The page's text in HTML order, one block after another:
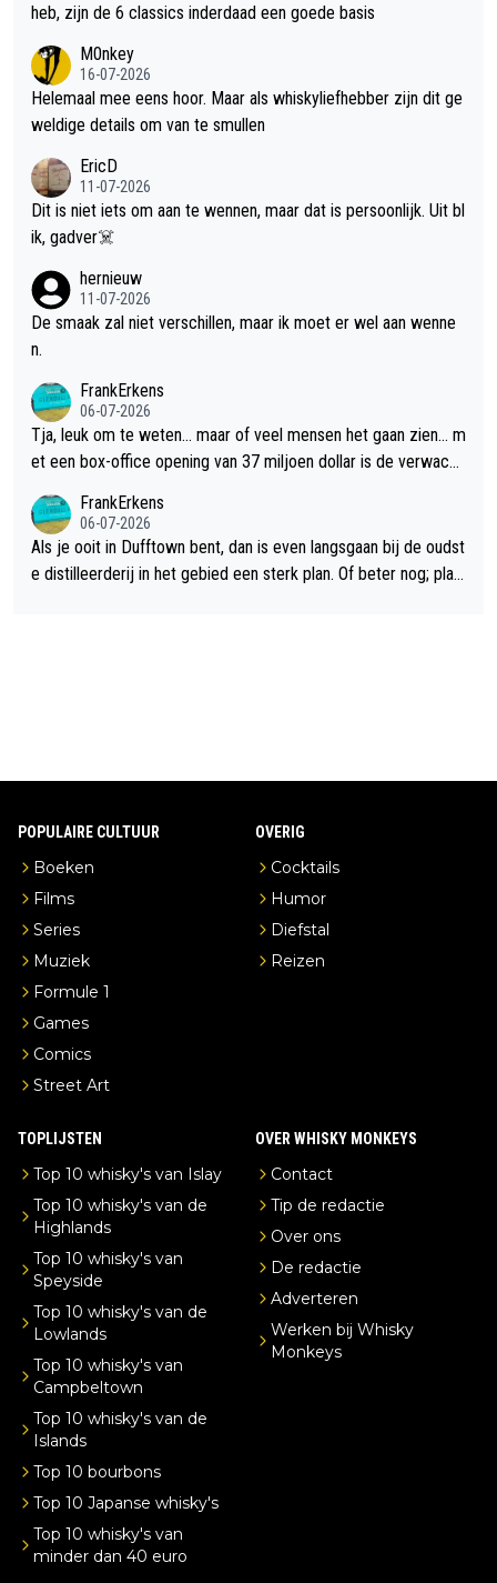
heb, zijn de 6 classics inderdaad een goede basis
M0nkey
16-07-2026
Helemaal mee eens hoor. Maar als whiskyliefhebber zijn dit ge
weldige details om van te smullen
EricD
11-07-2026
Dit is niet iets om aan te wennen, maar dat is persoonlijk. Uit bl
ik, gadver☠️
hernieuw
11-07-2026
De smaak zal niet verschillen, maar ik moet er wel aan wenne
n.
FrankErkens
06-07-2026
Tja, leuk om te weten... maar of veel mensen het gaan zien... m
et een box-office opening van 37 miljoen dollar is de verwacht
FrankErkens
06-07-2026
Als je ooit in Dufftown bent, dan is even langsgaan bij de oudst
e distilleerderij in het gebied een sterk plan. Of beter nog; plan
POPULAIRE CULTUUR
Boeken
Films
Series
Muziek
Formule 1
Games
Comics
Street Art
OVERIG
Cocktails
Humor
Diefstal
Reizen
TOPLIJSTEN
Top 10 whisky's van Islay
Top 10 whisky's van de
Highlands
Top 10 whisky's van
Speyside
Top 10 whisky's van de
Lowlands
Top 10 whisky's van
Campbeltown
Top 10 whisky's van de
Islands
Top 10 bourbons
Top 10 Japanse whisky's
Top 10 whisky's van
minder dan 40 euro
OVER WHISKY MONKEYS
Contact
Tip de redactie
Over ons
De redactie
Adverteren
Werken bij Whisky
Monkeys